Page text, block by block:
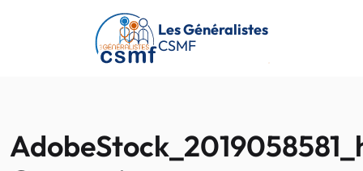
Passer au contenu principal
Les Généralistes
CSMF